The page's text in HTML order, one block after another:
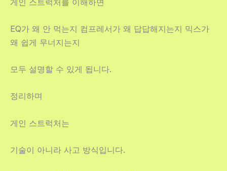
EQ가 왜 안 먹는지 컴프레서가 왜 답답해지는지 믹스가
왜 쉽게 무너지는지
모두 설명할 수 있게 됩니다.
정리하며
게인 스트럭처는
기술이 아니라 사고 방식입니다.